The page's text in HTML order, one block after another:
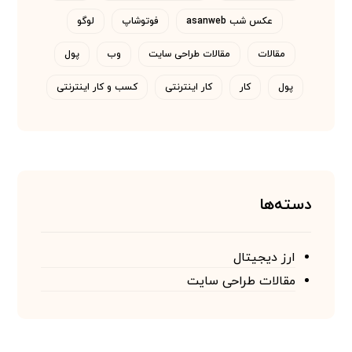
عکس شب asanweb فوتوشاپ لوگو
مقالات مقالات طراحی سایت وب پول
پول کار کار اینترنتی کسب و کار اینترنتی
دسته‌ها
ارز دیجیتال
مقالات طراحی سایت